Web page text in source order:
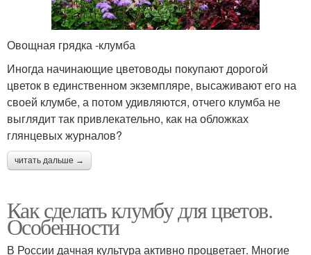
Овощная грядка -клумба
Иногда начинающие цветоводы покупают дорогой
цветок в единственном экземпляре, высаживают его на
своей клумбе, а потом удивляются, отчего клумба не
выглядит так привлекательно, как на обложках
глянцевых журналов?
читать дальше →
Как сделать клумбу для цветов.
Особенности
В России дачная культура активно процветает. Многие